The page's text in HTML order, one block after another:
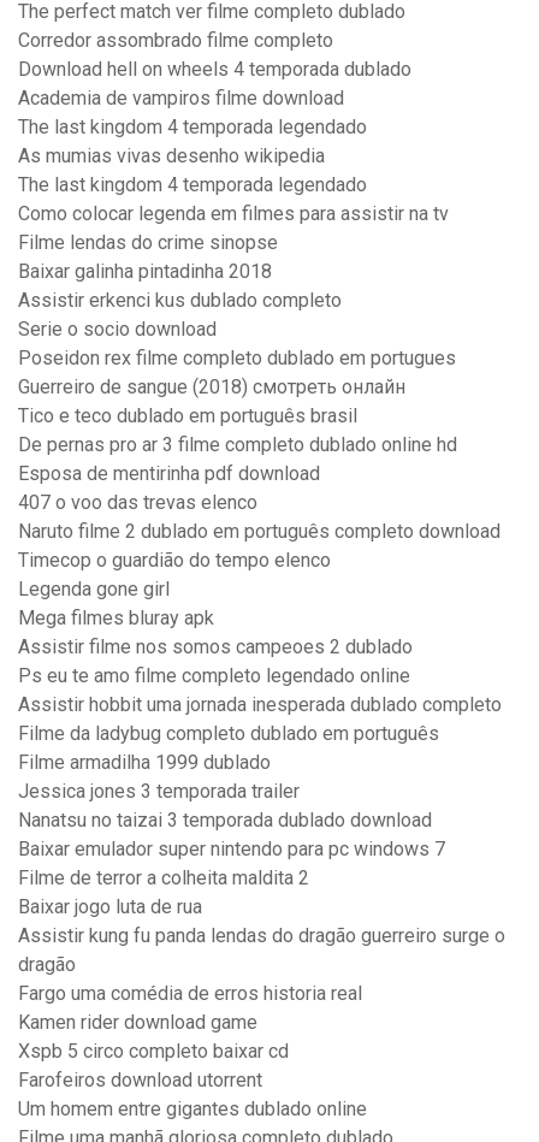
The perfect match ver filme completo dublado
Corredor assombrado filme completo
Download hell on wheels 4 temporada dublado
Academia de vampiros filme download
The last kingdom 4 temporada legendado
As mumias vivas desenho wikipedia
The last kingdom 4 temporada legendado
Como colocar legenda em filmes para assistir na tv
Filme lendas do crime sinopse
Baixar galinha pintadinha 2018
Assistir erkenci kus dublado completo
Serie o socio download
Poseidon rex filme completo dublado em portugues
Guerreiro de sangue (2018) смотреть онлайн
Tico e teco dublado em português brasil
De pernas pro ar 3 filme completo dublado online hd
Esposa de mentirinha pdf download
407 o voo das trevas elenco
Naruto filme 2 dublado em português completo download
Timecop o guardião do tempo elenco
Legenda gone girl
Mega filmes bluray apk
Assistir filme nos somos campeoes 2 dublado
Ps eu te amo filme completo legendado online
Assistir hobbit uma jornada inesperada dublado completo
Filme da ladybug completo dublado em português
Filme armadilha 1999 dublado
Jessica jones 3 temporada trailer
Nanatsu no taizai 3 temporada dublado download
Baixar emulador super nintendo para pc windows 7
Filme de terror a colheita maldita 2
Baixar jogo luta de rua
Assistir kung fu panda lendas do dragão guerreiro surge o
dragão
Fargo uma comédia de erros historia real
Kamen rider download game
Xspb 5 circo completo baixar cd
Farofeiros download utorrent
Um homem entre gigantes dublado online